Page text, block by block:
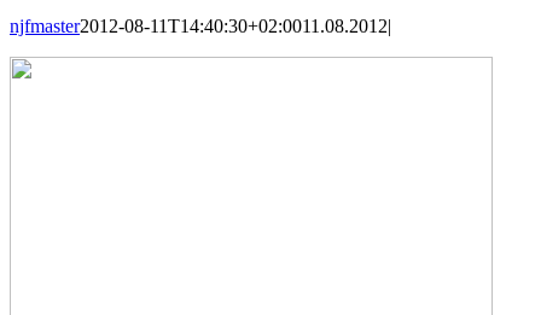
njfmaster2012-08-11T14:40:30+02:0011.08.2012|